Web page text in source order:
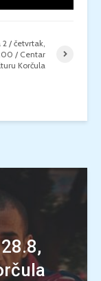
2 / četvrtak,
/ Centar
Korčula